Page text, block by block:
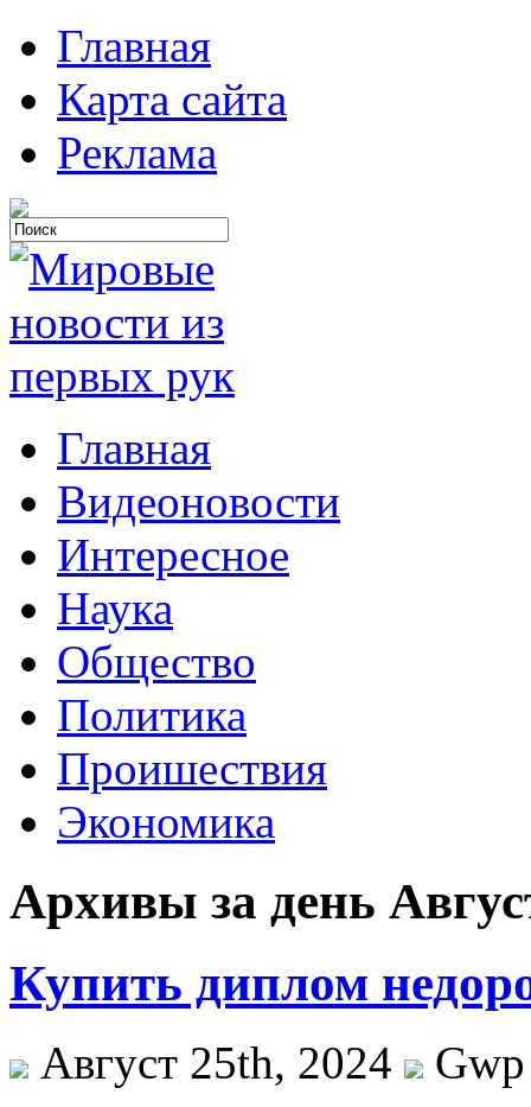
Главная
Карта сайта
Реклама
Главная
Видеоновости
Интересное
Наука
Общество
Политика
Проишествия
Экономика
Архивы за день
Купить диплом
Август 25th, 2024
Gwp